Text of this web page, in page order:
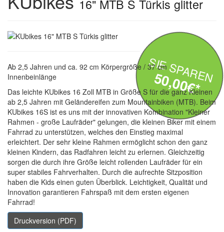
16" MTB S Türkis glitter
SIE SPAREN
50,00€*
Ab 2,5 Jahren und ca. 92 cm Körpergröße / 37 cm
Innenbeinlänge
Das leichte KUbikes 16 Zoll MTB in Größe S für die ganz Kleinen
ab 2,5 Jahren mit Geländereifen zum Mountainbiken (MTB). Beim
KUbikes 16S ist es uns mit der innovativen Kombination "Kleiner
Rahmen - große Laufräder" gelungen, die kleinen Biker mit einem
Fahrrad zu unterstützen, welches den Einstieg maximal
erleichtert. Der sehr kleine Rahmen ermöglicht schon den ganz
kleinen Kindern, das Radfahren leicht zu erlernen. Gleichzeitig
sorgen die durch ihre Größe leicht rollenden Laufräder für ein
super stabiles Fahrverhalten. Durch die aufrechte Sitzposition
haben die Kids einen guten Überblick. Leichtigkeit, Qualität und
Innovation garantieren Fahrspaß mit dem ersten eigenen
Fahrrad!
Druckversion (PDF)